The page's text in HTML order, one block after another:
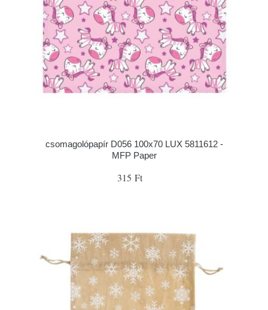
csomagolópapír D056 100x70 LUX 5811612 -
MFP Paper
315 Ft